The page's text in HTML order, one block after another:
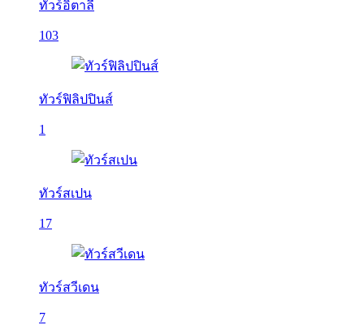
ทัวร์อิตาลี
103
ทัวร์ฟิลิปปินส์
1
ทัวร์สเปน
17
ทัวร์สวีเดน
7